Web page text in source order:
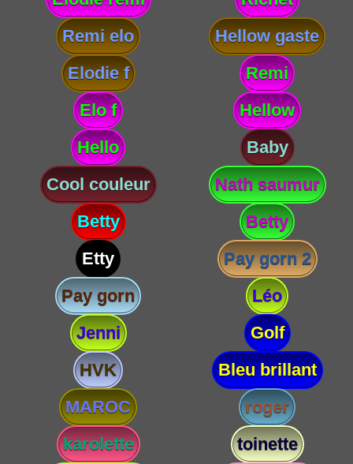
Remi elo
Hellow gaste
Elodie f
Remi
Elo f
Hellow
Hello
Baby
Cool couleur
Nath saumur
Betty
Betty
Etty
Pay gorn 2
Pay gorn
Léo
Jenni
Golf
HVK
Bleu brillant
MAROC
roger
karolette
toinette